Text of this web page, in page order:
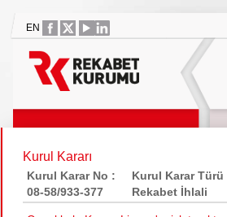
EN
Kurul Kararı
Kurul Karar No :
08-58/933-377
Kurul Karar Türü
Rekabet İhlali